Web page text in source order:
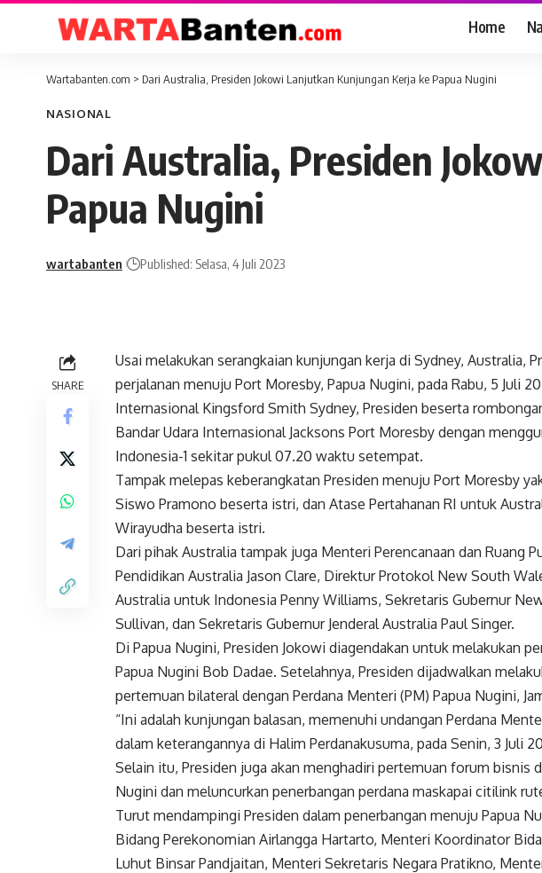
Home
Wartabanten.com > Dari Australia, Presiden Jokowi Lanjutkan Kunjungan Kerja ke Papua Nugini
NASIONAL
Dari Australia, Presiden
Papua Nugini
wartabanten Published: Selasa, 4 Juli 2023
SHARE
Usai melakukan serangkaian kunjungan kerja di Sydney, Australia,
perjalanan menuju Port Moresby, Papua Nugini, pada Rabu, 5 Juli
Internasional Kingsford Smith Sydney, Presiden beserta
Bandar Udara Internasional Jacksons Port Moresby dengan
Indonesia-1 sekitar pukul 07.20 waktu setempat.
Tampak melepas keberangkatan Presiden menuju Port Moresby
Siswo Pramono beserta istri, dan Atase Pertahanan RI untuk
Wirayudha beserta istri.
Dari pihak Australia tampak juga Menteri Perencanaan dan Ruang
Pendidikan Australia Jason Clare, Direktur Protokol New South
Australia untuk Indonesia Penny Williams, Sekretaris Gubernur
Sullivan, dan Sekretaris Gubernur Jenderal Australia Paul Singer.
Di Papua Nugini, Presiden Jokowi diagendakan untuk melakukan
Papua Nugini Bob Dadae. Setelahnya, Presiden dijadwalkan
pertemuan bilateral dengan Perdana Menteri (PM) Papua Nugini,
“Ini adalah kunjungan balasan, memenuhi undangan Perdana
dalam keterangannya di Halim Perdanakusuma, pada Senin, 3 Juli
Selain itu, Presiden juga akan menghadiri pertemuan forum bisnis
Nugini dan meluncurkan penerbangan perdana maskapai citilink
Turut mendampingi Presiden dalam penerbangan menuju Papua
Bidang Perekonomian Airlangga Hartarto, Menteri Koordinator
Luhut Binsar Pandjaitan, Menteri Sekretaris Negara Pratikno,